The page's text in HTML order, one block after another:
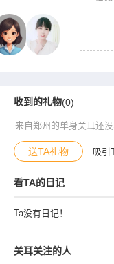
收到的礼物(0)
来自郑州的单身关耳还
送TA礼物 吸引
看TA的日记
Ta没有日记！
关耳关注的人